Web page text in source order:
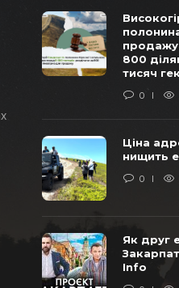
продажу
800
тисяч
0
Ціна
нищить
0
Як друг
Info